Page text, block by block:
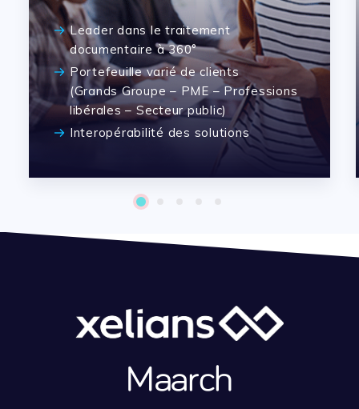
Leader dans le traitement
documentaire à 360°
Portefeuille varié de clients
(Grands Groupe – PME – Professions
libérales – Secteur public)
Interopérabilité des solutions